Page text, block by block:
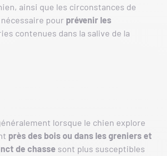
ainsi que les circonstances de
pour prévenir les
contenues dans la salive de la
lorsque le chien explore
près des bois ou dans les greniers et
de chasse sont plus susceptibles